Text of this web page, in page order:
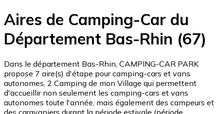
Aires de Camping-Car du
Département Bas-Rhin (67)
Dans le département Bas-Rhin, CAMPING-CAR PARK
propose 7 aire(s) d'étape pour camping-cars et vans
autonomes, 2 Camping de mon Village qui permettent
d'accueillir non seulement les camping-cars et vans
autonomes toute l'année, mais également des campeurs et
des caravaniers durant la période estivale (période